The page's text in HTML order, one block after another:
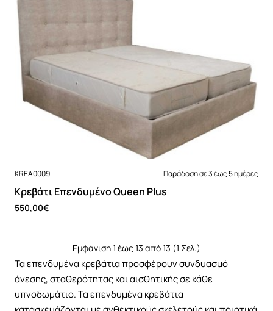
Τα επενδυμένα κρεβάτια προσφέρουν συνδυασμό
άνεσης, σταθερότητας και αισθητικής σε κάθε
υπνοδωμάτιο. Τα επενδυμένα κρεβάτια
Νέο
KREA0009 Παράδοση σε 3 έως 5 ημέρες
Κρεβάτι Επενδυμένο Queen Plus
550,00€
Εμφάνιση 1 έως 13 από 13 (1 Σελ.)